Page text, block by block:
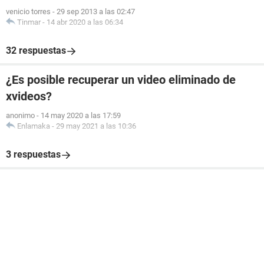
venicio torres - 29 sep 2013 a las 02:47
Tinmar - 14 abr 2020 a las 06:34
32 respuestas
¿Es posible recuperar un video eliminado de
xvideos?
anonimo - 14 may 2020 a las 17:59
Enlamaka - 29 may 2021 a las 10:36
3 respuestas